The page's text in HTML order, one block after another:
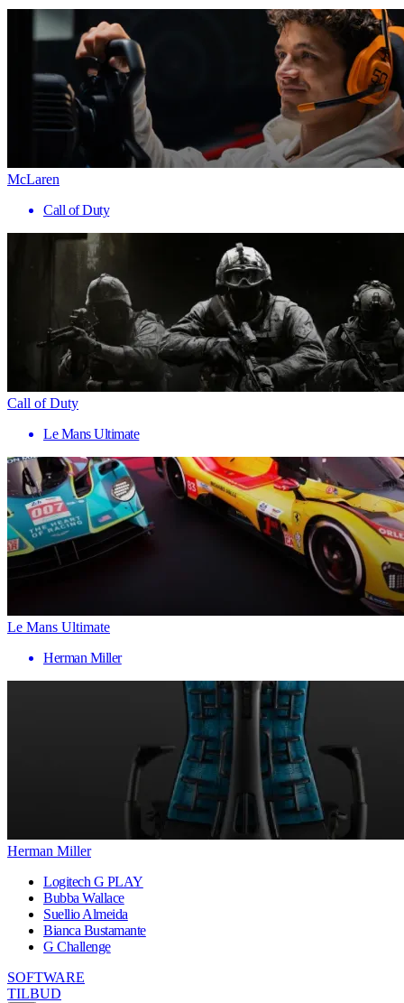
McLaren
Call of Duty
Call of Duty
Le Mans Ultimate
Le Mans Ultimate
Herman Miller
Herman Miller
Logitech G PLAY
Bubba Wallace
Suellio Almeida
Bianca Bustamante
G Challenge
SOFTWARE
TILBUD